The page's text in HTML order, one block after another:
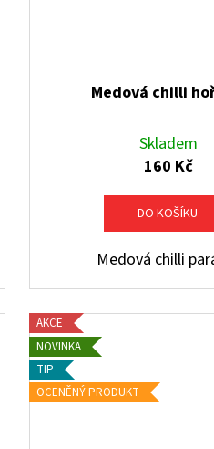
Medová chilli
Skladem
160 Kč
DO KOŠÍKU
Medová chilli
AKCE
NOVINKA
TIP
OCENĚNÝ PRODUKT